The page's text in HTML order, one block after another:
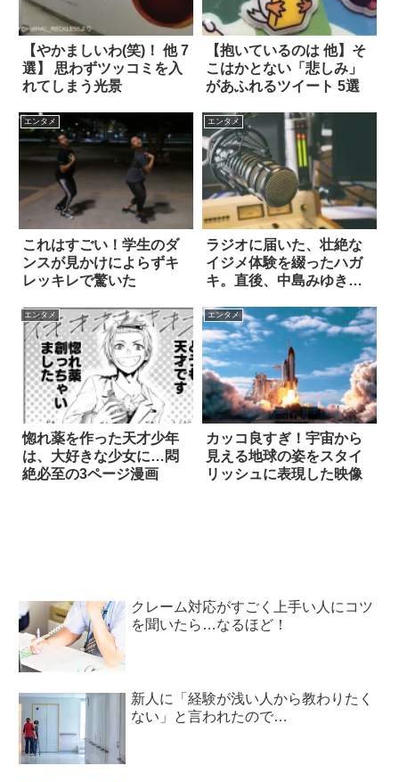
【やかましいわ(笑)！ 他 7
選】 思わずツッコミを入
れてしまう光景
【抱いているのは 他】そ
こはかとない「悲しみ」
があふれるツイート 5選
エンタメ
これはすごい！学生のダ
ンスが見かけによらずキ
レッキレで驚いた
エンタメ
ラジオに届いた、壮絶な
イジメ体験を綴ったハガ
キ。直後、中島みゆきの
エンタメ
惚れ薬を作った天才少年
は、大好きな少女に…悶
絶必至の3ページ漫画
エンタメ
カッコ良すぎ！宇宙から
見える地球の姿をスタイ
リッシュに表現した映像
クレーム対応がすごく上手い人にコツ
を聞いたら…なるほど！
新人に「経験が浅い人から教わりたく
ない」と言われたので…